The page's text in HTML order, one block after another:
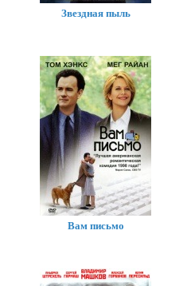
Звездная пыль
Вам письмо